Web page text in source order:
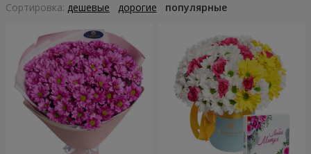
Cортировка: дешевые дорогие популярные